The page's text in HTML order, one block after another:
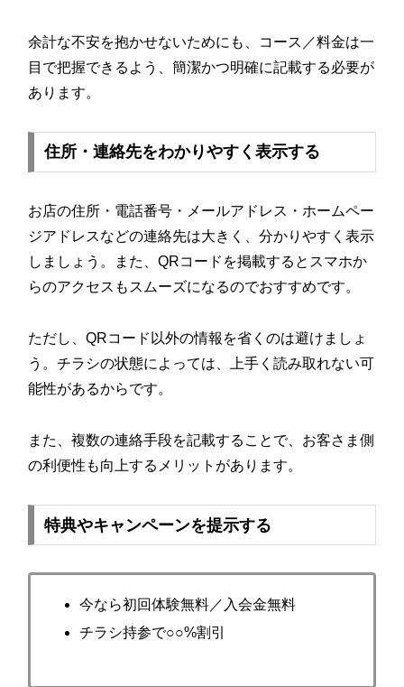
余計な不安を抱かせないためにも、コース／料金は一
目で把握できるよう、簡潔かつ明確に記載する必要が
あります。
住所・連絡先をわかりやすく表示する
お店の住所・電話番号・メールアドレス・ホームペー
ジアドレスなどの連絡先は大きく、分かりやすく表示
しましょう。また、QRコードを掲載するとスマホか
らのアクセスもスムーズになるのでおすすめです。
ただし、QRコード以外の情報を省くのは避けましょ
う。チラシの状態によっては、上手く読み取れない可
能性があるからです。
また、複数の連絡手段を記載することで、お客さま側
の利便性も向上するメリットがあります。
特典やキャンペーンを提示する
今なら初回体験無料／入会金無料
チラシ持参で○○%割引